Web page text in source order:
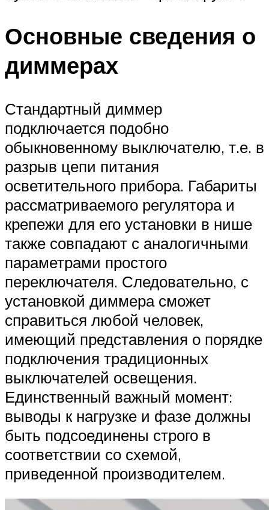
Основные сведения о
диммерах
Стандартный диммер
подключается подобно
обыкновенному выключателю, т.е. в
разрыв цепи питания
осветительного прибора. Габариты
рассматриваемого регулятора и
крепежи для его установки в нише
также совпадают с аналогичными
параметрами простого
переключателя. Следовательно, с
установкой диммера сможет
справиться любой человек,
имеющий представления о порядке
подключения традиционных
выключателей освещения.
Единственный важный момент:
выводы к нагрузке и фазе должны
быть подсоединены строго в
соответствии со схемой,
приведенной производителем.